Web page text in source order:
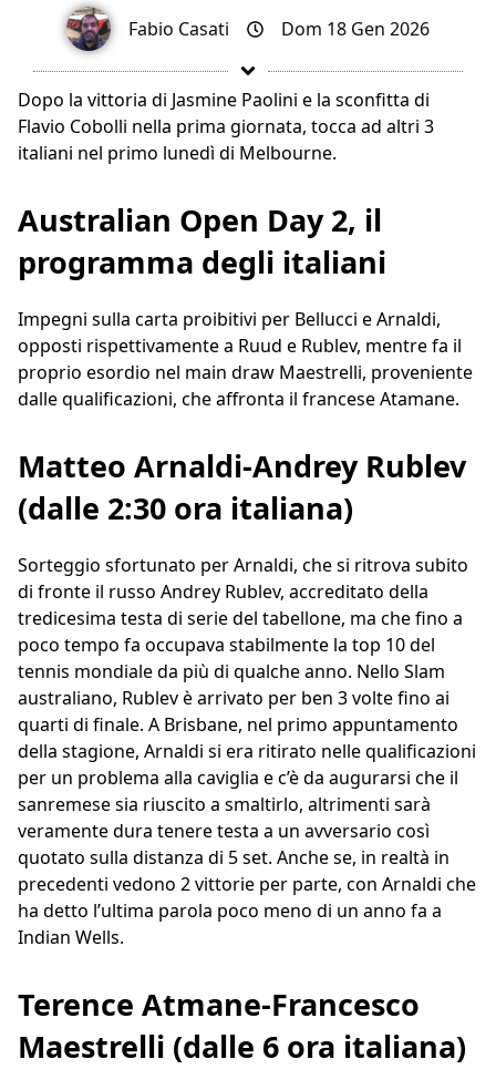
Fabio Casati Dom 18 Gen 2026
Dopo la vittoria di Jasmine Paolini e la sconfitta di
Flavio Cobolli nella prima giornata, tocca ad altri 3
italiani nel primo lunedì di Melbourne.
Australian Open Day 2, il
programma degli italiani
Impegni sulla carta proibitivi per Bellucci e Arnaldi,
opposti rispettivamente a Ruud e Rublev, mentre fa il
proprio esordio nel main draw Maestrelli, proveniente
dalle qualificazioni, che affronta il francese Atamane.
Matteo Arnaldi-Andrey Rublev
(dalle 2:30 ora italiana)
Sorteggio sfortunato per Arnaldi, che si ritrova subito
di fronte il russo Andrey Rublev, accreditato della
tredicesima testa di serie del tabellone, ma che fino a
poco tempo fa occupava stabilmente la top 10 del
tennis mondiale da più di qualche anno. Nello Slam
australiano, Rublev è arrivato per ben 3 volte fino ai
quarti di finale. A Brisbane, nel primo appuntamento
della stagione, Arnaldi si era ritirato nelle qualificazioni
per un problema alla caviglia e c’è da augurarsi che il
sanremese sia riuscito a smaltirlo, altrimenti sarà
veramente dura tenere testa a un avversario così
quotato sulla distanza di 5 set. Anche se, in realtà in
precedenti vedono 2 vittorie per parte, con Arnaldi che
ha detto l’ultima parola poco meno di un anno fa a
Indian Wells.
Terence Atmane-Francesco
Maestrelli (dalle 6 ora italiana)